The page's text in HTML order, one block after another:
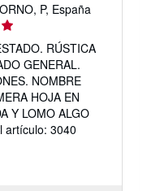
P, España
RÚSTICA
GENERAL.
NOMBRE
HOJA EN
Y LOMO ALGO
artículo: 3040